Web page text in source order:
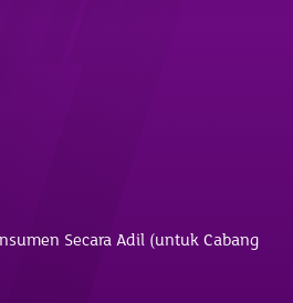
Secara Adil (untuk Cabang